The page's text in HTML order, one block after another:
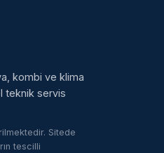
kombi ve klima
teknik servis
Sitede
tescilli